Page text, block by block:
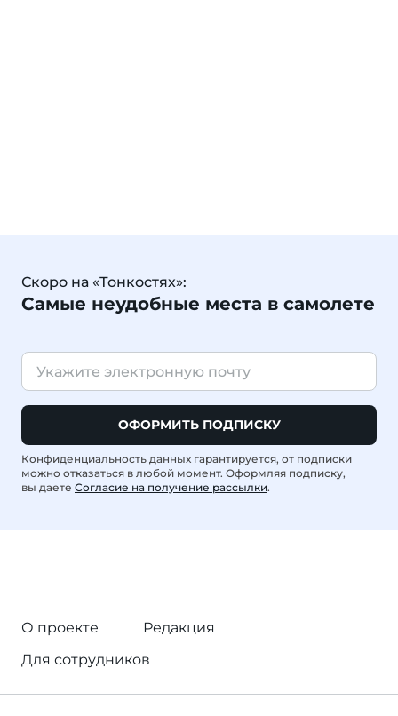
Скоро на «Тонкостях»:
Самые неудобные места в самолете
ОФОРМИТЬ ПОДПИСКУ
Конфиденциальность данных гарантируется, от подписки
можно отказаться в любой момент. Оформляя подписку,
вы даете Согласие на получение рассылки.
О проекте
Редакция
Для сотрудников